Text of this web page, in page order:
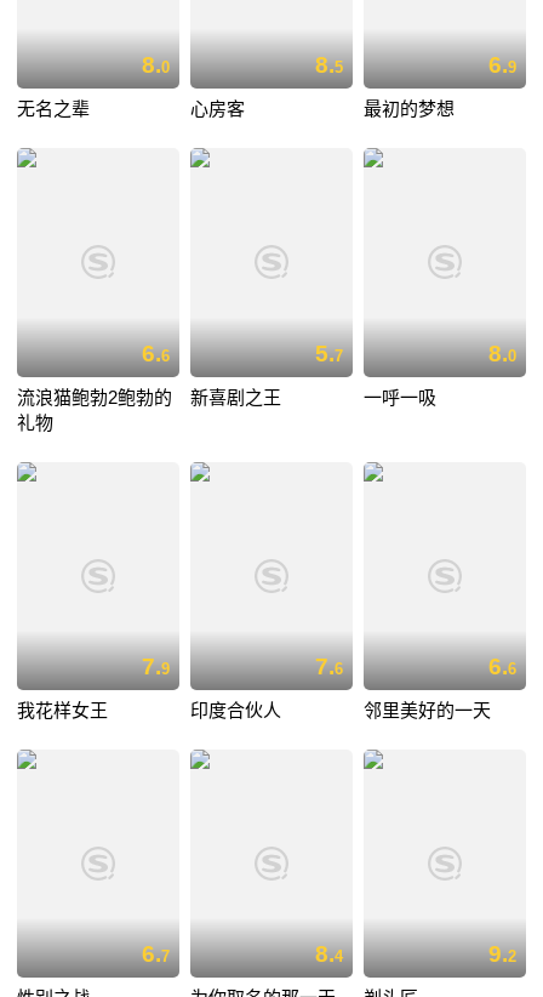
8.0
无名之辈
8.5
心房客
6.9
最初的梦想
6.6
流浪猫鲍勃2鲍勃的
礼物
5.7
新喜剧之王
8.0
一呼一吸
7.9
我花样女王
7.6
印度合伙人
6.6
邻里美好的一天
6.7 8.4 9.2